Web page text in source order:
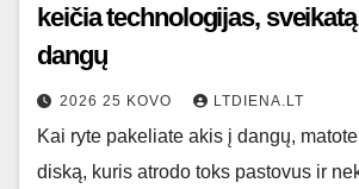
keičia technologijas,
dangų
2026 25 KOVO LTDIENA.LT
Kai ryte pakeliate akis į dangų,
diską, kuris atrodo toks pastovus ir